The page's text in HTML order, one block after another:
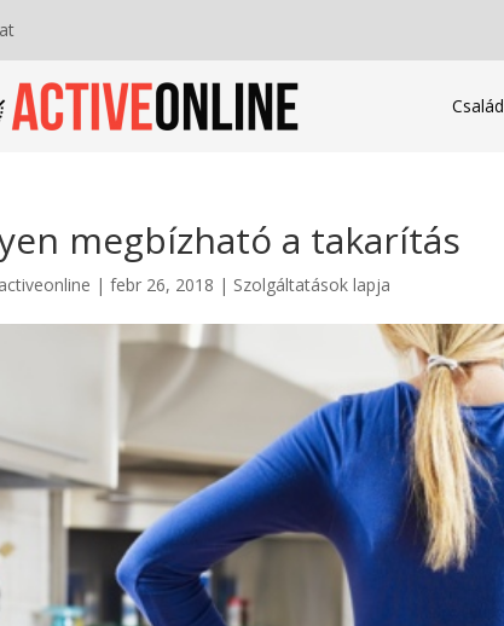
Család
megbízható a takarítás
activeonline |febr 26, 2018 | Szolgáltatások lapja